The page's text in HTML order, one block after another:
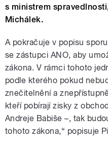
s ministrem
Michálek.
A pokračuje v popisu
se zástupci ANO, aby
zákona. V rámci tohoto
podle kterého pokud
znečitelnění a
kteří pobírají zisky z
Andreje Babiše –, tak
tohoto zákona,“ popisuje